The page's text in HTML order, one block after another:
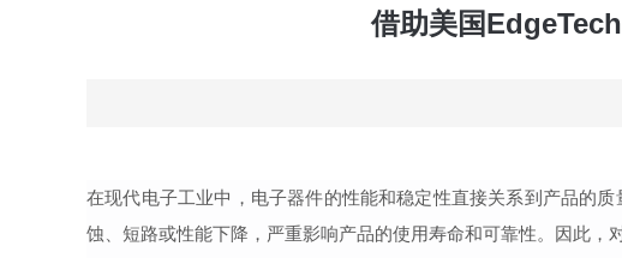
借助美国
在现代电子工业中，电子器件的性能和稳定性直接关系到产品的
蚀、短路或性能下降，严重影响产品的使用寿命和可靠性。因此，